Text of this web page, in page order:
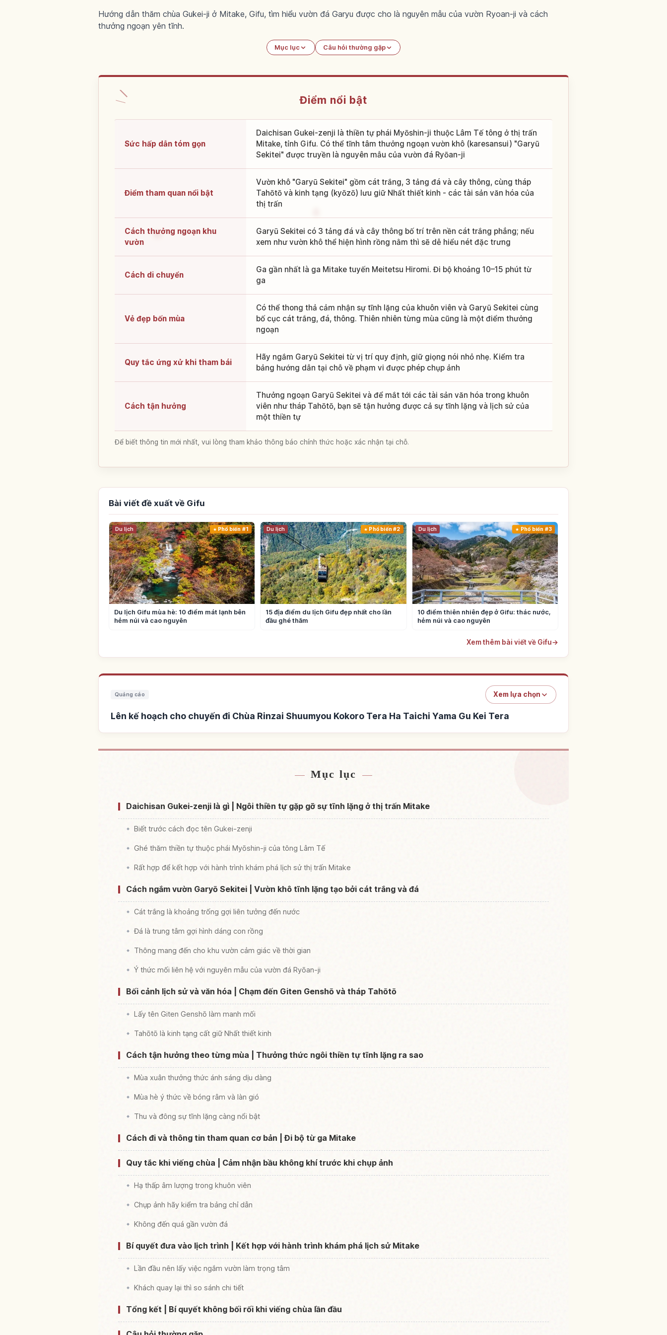
Hướng dẫn thăm chùa Gukei-ji ở Mitake, Gifu, tìm hiểu vườn đá Garyu được cho là nguyên mẫu của vườn Ryoan-ji và cách
thưởng ngoạn yên tĩnh.
Mục lục Câu hỏi thường gặp
Điểm nổi bật
Sức hấp dẫn tóm gọn
Daichisan Gukei-zenji là thiền tự phái Myōshin-ji thuộc Lâm Tế tông ở thị trấn
Mitake, tỉnh Gifu. Có thể tĩnh tâm thưởng ngoạn vườn khô (karesansui) "Garyū
Sekitei" được truyền là nguyên mẫu của vườn đá Ryōan-ji
Điểm tham quan nổi bật
Vườn khô "Garyū Sekitei" gồm cát trắng, 3 tảng đá và cây thông, cùng tháp
Tahōtō và kinh tạng (kyōzō) lưu giữ Nhất thiết kinh - các tài sản văn hóa của
thị trấn
Cách thưởng ngoạn khu
vườn
Garyū Sekitei có 3 tảng đá và cây thông bố trí trên nền cát trắng phẳng; nếu
xem như vườn khô thể hiện hình rồng nằm thì sẽ dễ hiểu nét đặc trưng
Cách di chuyển
Ga gần nhất là ga Mitake tuyến Meitetsu Hiromi. Đi bộ khoảng 10–15 phút từ
ga
Vẻ đẹp bốn mùa
Có thể thong thả cảm nhận sự tĩnh lặng của khuôn viên và Garyū Sekitei cùng
bố cục cát trắng, đá, thông. Thiên nhiên từng mùa cũng là một điểm thưởng
ngoạn
Quy tắc ứng xử khi tham bái
Hãy ngắm Garyū Sekitei từ vị trí quy định, giữ giọng nói nhỏ nhẹ. Kiểm tra
bảng hướng dẫn tại chỗ về phạm vi được phép chụp ảnh
Cách tận hưởng
Thưởng ngoạn Garyū Sekitei và để mắt tới các tài sản văn hóa trong khuôn
viên như tháp Tahōtō, bạn sẽ tận hưởng được cả sự tĩnh lặng và lịch sử của
một thiền tự
Để biết thông tin mới nhất, vui lòng tham khảo thông báo chính thức hoặc xác nhận tại chỗ.
Bài viết đề xuất về Gifu
Du lịch Phổ biến #1
Du lịch Gifu mùa hè: 10 điểm mát lạnh bên
hẻm núi và cao nguyên
Du lịch Phổ biến #2
15 địa điểm du lịch Gifu đẹp nhất cho lần
đầu ghé thăm
Du lịch Phổ biến #3
10 điểm thiên nhiên đẹp ở Gifu: thác nước,
hẻm núi và cao nguyên
Xem thêm bài viết về Gifu→
Quảng cáo Xem lựa chọn
Lên kế hoạch cho chuyến đi Chùa Rinzai Shuumyou Kokoro Tera Ha Taichi Yama Gu Kei Tera
Mục lục
Daichisan Gukei-zenji là gì | Ngôi thiền tự gặp gỡ sự tĩnh lặng ở thị trấn Mitake
Biết trước cách đọc tên Gukei-zenji
Ghé thăm thiền tự thuộc phái Myōshin-ji của tông Lâm Tế
Rất hợp để kết hợp với hành trình khám phá lịch sử thị trấn Mitake
Cách ngắm vườn Garyō Sekitei | Vườn khô tĩnh lặng tạo bởi cát trắng và đá
Cát trắng là khoảng trống gợi liên tưởng đến nước
Đá là trung tâm gợi hình dáng con rồng
Thông mang đến cho khu vườn cảm giác về thời gian
Ý thức mối liên hệ với nguyên mẫu của vườn đá Ryōan-ji
Bối cảnh lịch sử và văn hóa | Chạm đến Giten Genshō và tháp Tahōtō
Lấy tên Giten Genshō làm manh mối
Tahōtō là kinh tạng cất giữ Nhất thiết kinh
Cách tận hưởng theo từng mùa | Thưởng thức ngôi thiền tự tĩnh lặng ra sao
Mùa xuân thưởng thức ánh sáng dịu dàng
Mùa hè ý thức về bóng râm và làn gió
Thu và đông sự tĩnh lặng càng nổi bật
Cách đi và thông tin tham quan cơ bản | Đi bộ từ ga Mitake
Quy tắc khi viếng chùa | Cảm nhận bầu không khí trước khi chụp ảnh
Hạ thấp âm lượng trong khuôn viên
Chụp ảnh hãy kiểm tra bảng chỉ dẫn
Không đến quá gần vườn đá
Bí quyết đưa vào lịch trình | Kết hợp với hành trình khám phá lịch sử Mitake
Lần đầu nên lấy việc ngắm vườn làm trọng tâm
Khách quay lại thì so sánh chi tiết
Tổng kết | Bí quyết không bối rối khi viếng chùa lần đầu